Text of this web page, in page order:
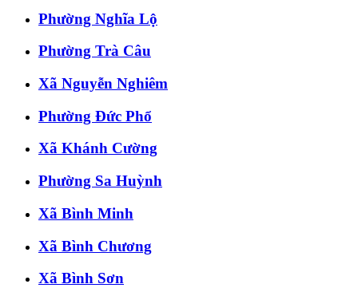
Phường Nghĩa Lộ
Phường Trà Câu
Xã Nguyễn Nghiêm
Phường Đức Phổ
Xã Khánh Cường
Phường Sa Huỳnh
Xã Bình Minh
Xã Bình Chương
Xã Bình Sơn